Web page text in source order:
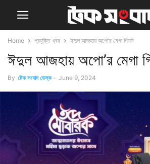
Home প্রযুক্তি খবর ঈদুল আজহায় অপো’র মেগা গিফট
ঈদুল আজহায় অপো’র মেগা
By টেক সংবাদ ডেস্ক - June 9, 2024